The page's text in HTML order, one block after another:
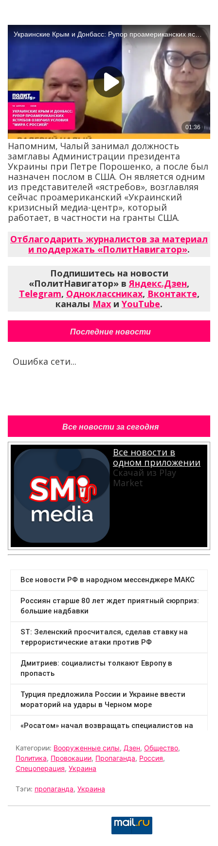
Напомним, Чалый занимал должность
замглавы Администрации президента
Украины при Петре Порошенко, а после был
назначен послом в США. Он является одним
из представителей «ястребов», возглавляя
сейчас проамериканский «Украинский
кризисный медиа-центр», который
работает, в частности на гранты США.
Отблагодарить журналистов за материал
и поддержать «ПолитНавигатор».
Подпишитесь на новости
«ПолитНавигатор» вЯндекс.Дзен,
Telegram, Одноклассниках, Вконтакте,
каналы Max и YouTube.
Последние новости
Ошибка сети...
Все новости за сегодня
Все новости в
одном приложении
Скачай из Play
Market
Категории: Вооруженные силы, Дзен, Общество,
Политика, Провокации, Пропаганда, Россия,
Спецоперация, Украина
Тэги: пропаганда, Украина